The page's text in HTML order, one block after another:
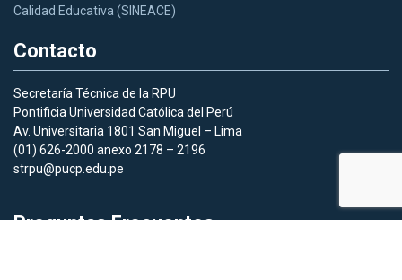
Calidad Educativa (SINEACE)
Contacto
Secretaría Técnica de la RPU
Pontificia Universidad Católica del Perú
Av. Universitaria 1801 San Miguel – Lima
(01) 626-2000 anexo 2178 – 2196
strpu@pucp.edu.pe
Preguntas Frecuentes